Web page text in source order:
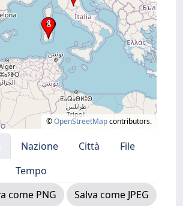
©OpenStreetMapcontributors.
Nazione Città
File
Tempo
come PNG
Salva come JPEG